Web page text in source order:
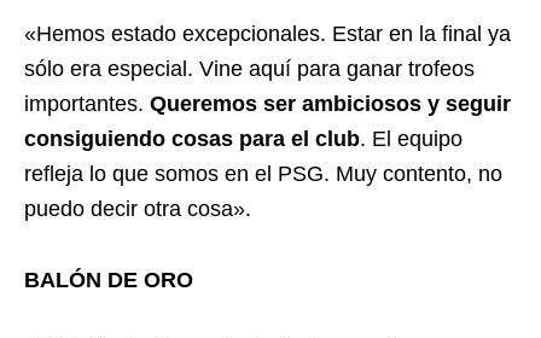
«Hemos estado excepcionales. Estar en la final ya
sólo era especial. Vine aquí para ganar trofeos
importantes. Queremos ser ambiciosos y seguir
consiguiendo cosas para el club. El equipo
refleja lo que somos en el PSG. Muy contento, no
puedo decir otra cosa».
BALÓN DE ORO